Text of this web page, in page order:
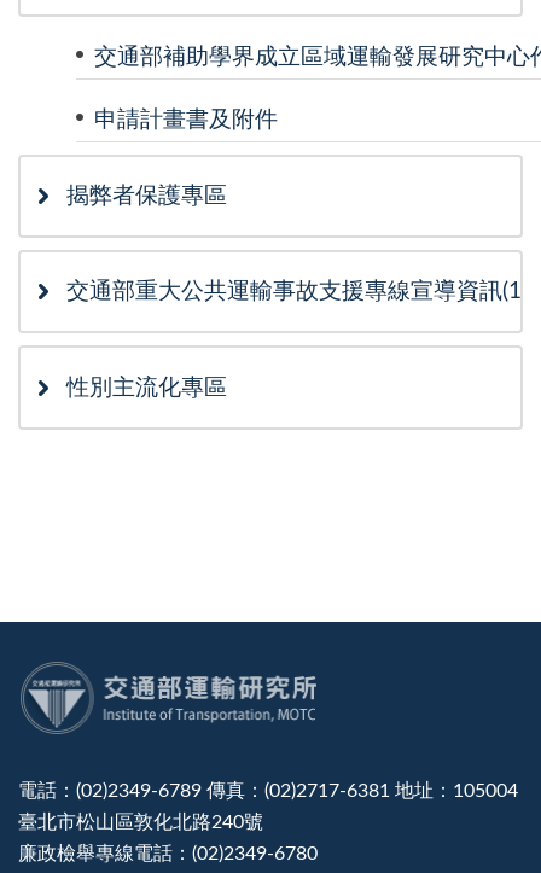
交通部補助學界成立區域運輸發展研究中心
申請計畫書及附件
揭弊者保護專區
交通部重大公共運輸事故支援專線宣導資訊
性別主流化專區
電話：(02)2349-6789 傳真：(02)2717-6381 地址：105004
臺北市松山區敦化北路240號
廉政檢舉專線電話：(02)2349-6780